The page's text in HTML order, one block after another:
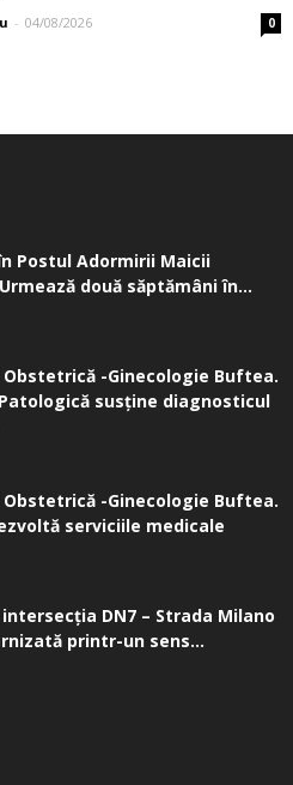
- 04/08/2026 0
Postul Adormirii Maicii
două săptămâni în...
Obstetrică -Ginecologie Buftea.
susţine diagnosticul
Obstetrică -Ginecologie Buftea.
serviciile medicale
DN7 – Strada Milano
printr-un sens...